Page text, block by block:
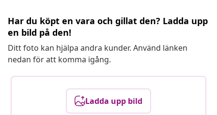
Har du köpt en vara och gillat den? Ladda upp
en bild på den!
Ditt foto kan hjälpa andra kunder. Använd länken
nedan för att komma igång.
Ladda upp bild